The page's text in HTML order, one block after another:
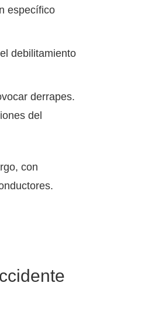
específico
debilitamiento
derrapes.
del
con